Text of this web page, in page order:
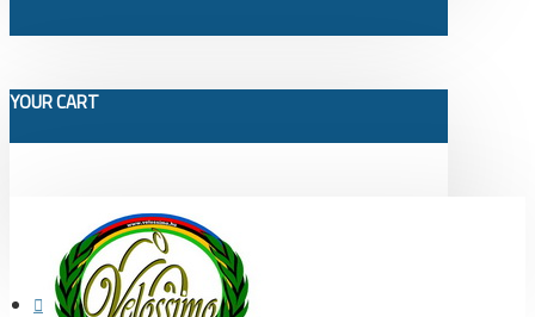
YOUR CART